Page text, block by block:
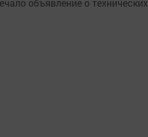
объявление о